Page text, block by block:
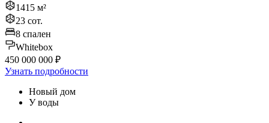
1415 м²
23 сот.
8 спален
Whitebox
450 000 000 ₽
Узнать подробности
Новый дом
У воды